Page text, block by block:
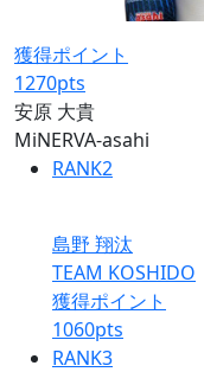
獲得ポイント
1270pts
安原 大貴
MiNERVA-asahi
RANK2
島野 翔汰
TEAM KOSHIDO
獲得ポイント
1060pts
RANK3